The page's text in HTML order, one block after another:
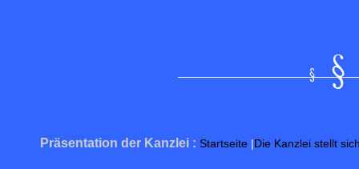
Präsentation der Kanzlei : Startseite |Die Kanzlei stellt